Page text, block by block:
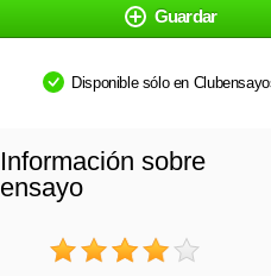
Guardar
Disponible sólo en
Información sobre
ensayo